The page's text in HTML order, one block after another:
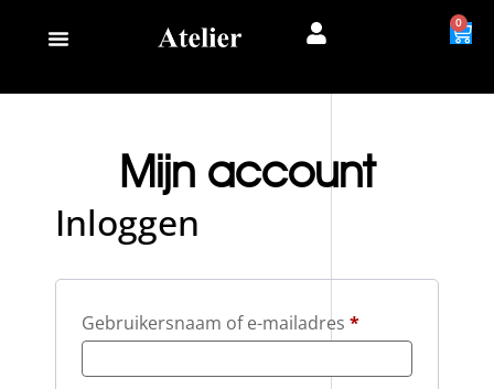
0
Mijn account
Inloggen
Gebruikersnaam of e-mailadres *